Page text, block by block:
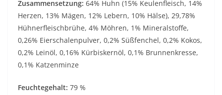
Zusammensetzung: 64% Huhn (15% Keulenfleisch, 14%
Herzen, 13% Mägen, 12% Lebern, 10% Hälse), 29,78%
Hühnerfleischbrühe, 4% Möhren, 1% Mineralstoffe,
0,26% Eierschalenpulver, 0,2% Süßfenchel, 0,2% Kokos,
0,2% Leinöl, 0,16% Kürbiskernöl, 0,1% Brunnenkresse,
0,1% Katzenminze
Feuchtegehalt: 79 %